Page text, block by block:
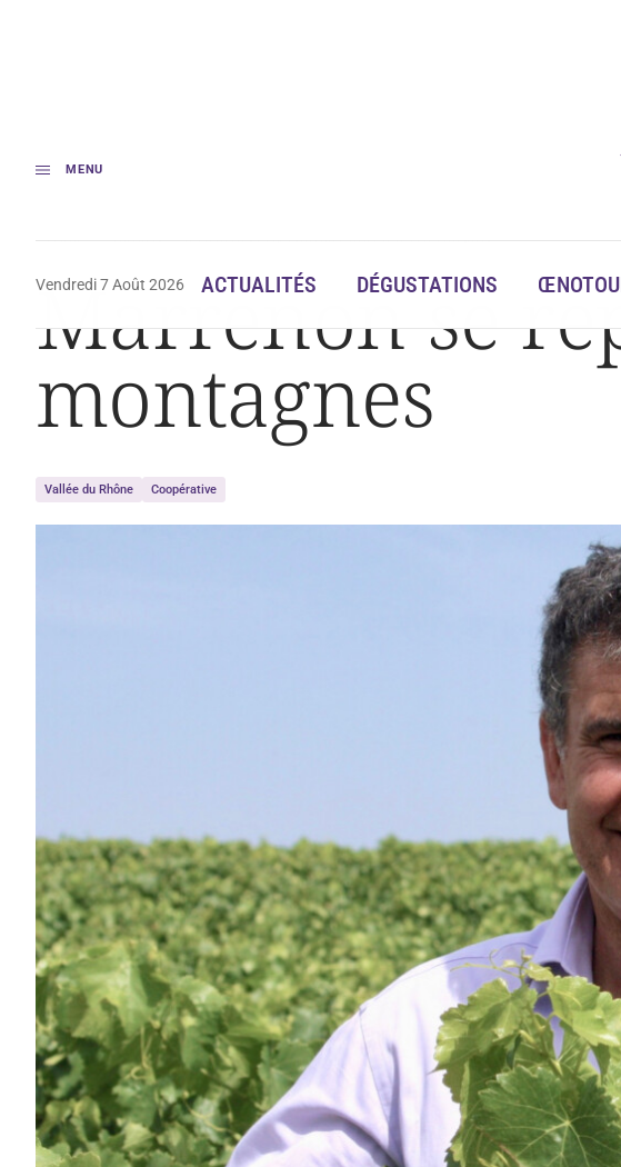
MENU
Vendredi 7 Août 2026 ACTUALITÉS DÉGUSTATIONS
Accueil Actualités Marrenon se repositionne entre mer et montagnes
Marrenon se
montagnes
Vallée du Rhône Coopérative